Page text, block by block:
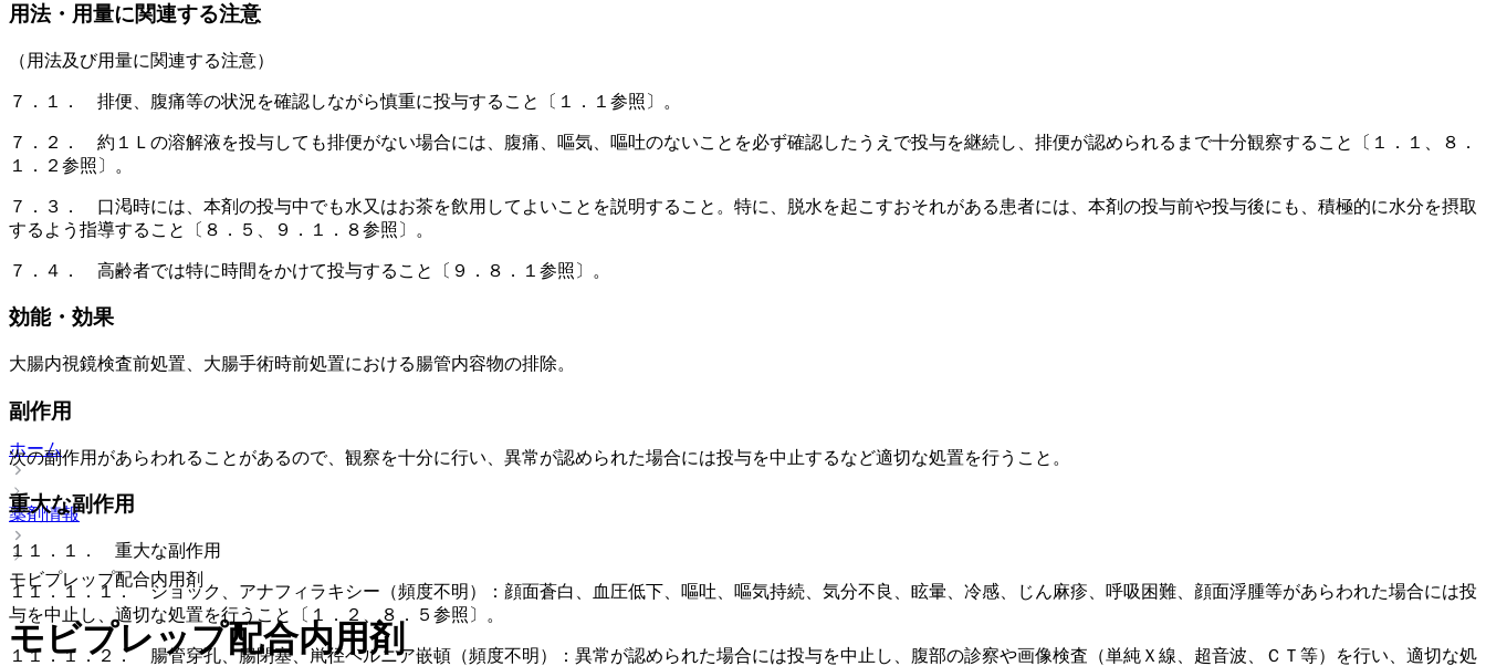
用法・用量に関連する注意
（用法及び用量に関連する注意）
７．１． 排便、腹痛等の状況を確認しながら慎重に投与すること〔１．１参照〕。
７．２． 約１Ｌの溶解液を投与しても排便がない場合には、腹痛、嘔気、嘔吐のないことを必ず確認したうえで投与を継続し、排便が認められるまで十分観察すること〔１．１、８．
１．２参照〕。
７．３． 口渇時には、本剤の投与中でも水又はお茶を飲用してよいことを説明すること。特に、脱水を起こすおそれがある患者には、本剤の投与前や投与後にも、積極的に水分を摂取
するよう指導すること〔８．５、９．１．８参照〕。
７．４． 高齢者では特に時間をかけて投与すること〔９．８．１参照〕。
効能・効果
大腸内視鏡検査前処置、大腸手術時前処置における腸管内容物の排除。
副作用
次の副作用があらわれることがあるので、観察を十分に行い、異常が認められた場合には投与を中止するなど適切な処置を行うこと。
重大な副作用
１１．１． 重大な副作用
１１．１．１． ショック、アナフィラキシー（頻度不明）：顔面蒼白、血圧低下、嘔吐、嘔気持続、気分不良、眩暈、冷感、じん麻疹、呼吸困難、顔面浮腫等があらわれた場合には投
与を中止し、適切な処置を行うこと〔１．２、８．５参照〕。
１１．１．２． 腸管穿孔、腸閉塞、鼡径ヘルニア嵌頓（頻度不明）：異常が認められた場合には投与を中止し、腹部の診察や画像検査（単純Ｘ線、超音波、ＣＴ等）を行い、適切な処
ホーム
薬剤情報
モビプレップ配合内用剤
モビプレップ配合内用剤